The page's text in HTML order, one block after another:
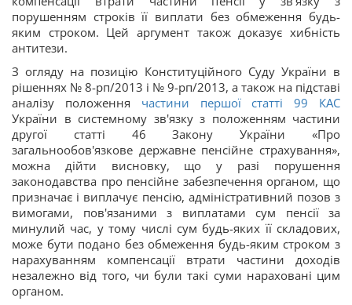
порушенням строків її виплати без обмеження будь-
яким строком. Цей аргумент також доказує хибність
антитези.
З огляду на позицію Конституційного Суду України в
рішеннях № 8-рп/2013 і № 9-рп/2013, а також на підставі
аналізу положення частини першої статті 99 КАС
України в системному зв'язку з положенням частини
другої статті 46 Закону України «Про
загальнообов'язкове державне пенсійне страхування»,
можна дійти висновку, що у разі порушення
законодавства про пенсійне забезпечення органом, що
призначає і виплачує пенсію, адміністративний позов з
вимогами, пов'язаними з виплатами сум пенсії за
минулий час, у тому числі сум будь-яких її складових,
може бути подано без обмеження будь-яким строком з
нарахуванням компенсації втрати частини доходів
незалежно від того, чи були такі суми нараховані цим
органом.